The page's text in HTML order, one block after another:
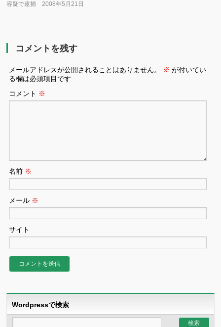
容疑で逮捕 2008年5月21日
コメントを残す
メールアドレスが公開されることはありません。 ※ が付いてい
る欄は必須項目です
コメント ※
名前 ※
メール ※
サイト
Wordpressで検索